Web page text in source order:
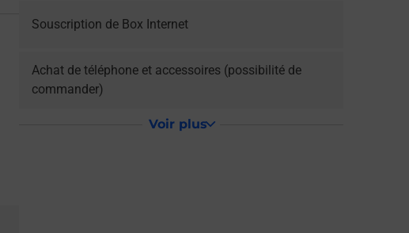
Souscription de Box Internet
Achat de téléphone et accessoires (possibilité de
commander)
Voir plus